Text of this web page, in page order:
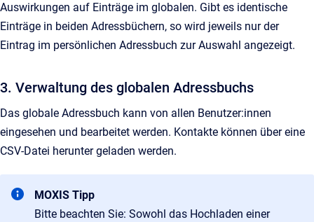
Auswirkungen auf Einträge im globalen. Gibt es identische
Einträge in beiden Adressbüchern, so wird jeweils nur der
Eintrag im persönlichen Adressbuch zur Auswahl angezeigt.
3. Verwaltung des globalen Adressbuchs
Das globale Adressbuch kann von allen Benutzer:innen
eingesehen und bearbeitet werden. Kontakte können über eine
CSV-Datei herunter geladen werden.
MOXIS Tipp
Bitte beachten Sie: Sowohl das Hochladen einer